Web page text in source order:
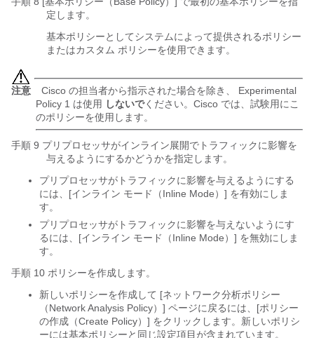
定します。
基本ポリシーとしてシステムによって提供されるポリシー
またはカスタム ポリシーを使用できます。
注意 Cisco の担当者から指示された場合を除き、 Experimental
Policy 1 は使用 しないでください。Cisco では、試験用にこ
のポリシーを使用します。
手順 9 プリプロセッサがインライン展開でトラフィックに影響を
与えるようにするかどうかを指定します。
プリプロセッサがトラフィックに影響を与えるようにする
には、[インライン モード（Inline Mode）] を有効にしま
す。
プリプロセッサがトラフィックに影響を与えないようにす
るには、[インライン モード（Inline Mode）] を無効にしま
す。
手順 10 ポリシーを作成します。
新しいポリシーを作成して [ネットワーク分析ポリシー
（Network Analysis Policy）] ページに戻るには、[ポリシー
の作成（Create Policy）] をクリックします。新しいポリシ
ーには基本ポリシーと同じ設定項目が含まれています。